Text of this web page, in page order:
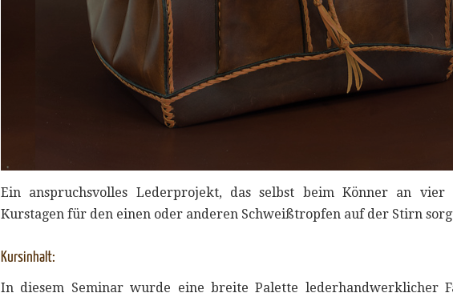
Ein anspruchsvolles Lederprojekt, das selbst beim Könner an vier
Kurstagen für den einen oder anderen Schweißtropfen auf der Stirn
Kursinhalt:
In diesem Seminar wurde eine breite Palette lederhandwerklicher